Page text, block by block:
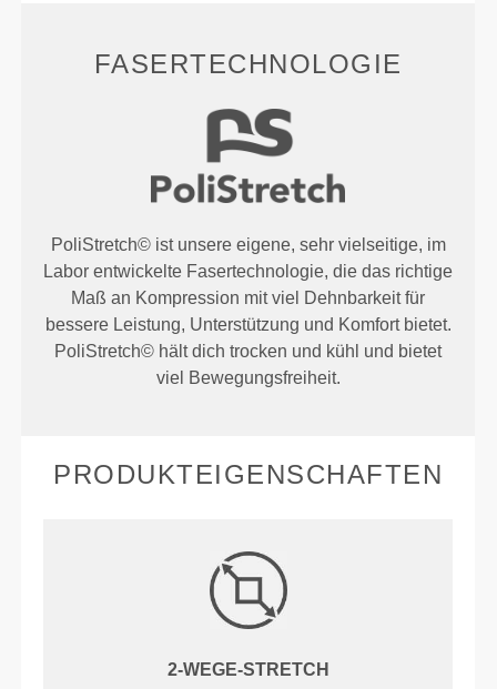
FASERTECHNOLOGIE
PoliStretch© ist unsere eigene, sehr vielseitige, im
Labor entwickelte Fasertechnologie, die das richtige
Maß an Kompression mit viel Dehnbarkeit für
bessere Leistung, Unterstützung und Komfort bietet.
PoliStretch© hält dich trocken und kühl und bietet
viel Bewegungsfreiheit.
PRODUKTEIGENSCHAFTEN
2-WEGE-STRETCH